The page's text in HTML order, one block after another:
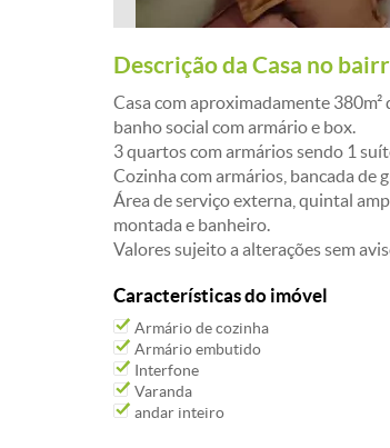
Descrição da Casa no
Casa com aproximadamente
banho social com armário e box.
3 quartos com armários sendo 1
Cozinha com armários, bancada de
Área de serviço externa, quintal
montada e banheiro.
Valores sujeito a alterações sem
Características do imóvel
Armário de cozinha
Armário embutido
Interfone
Varanda
andar inteiro